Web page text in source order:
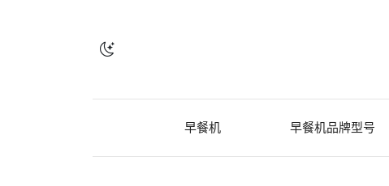
早餐机 早餐机品牌型号